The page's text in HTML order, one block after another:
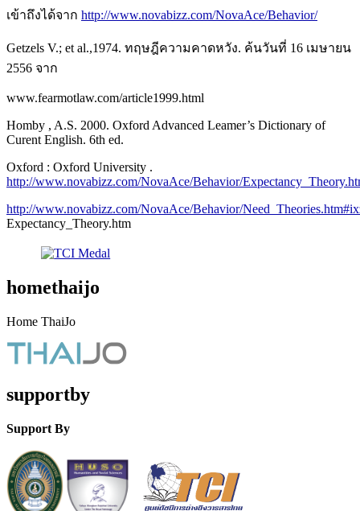
เข้าถึงได้จาก http://www.novabizz.com/NovaAce/Behavior/
Getzels V.; et al.,1974. ทฤษฎีความคาดหวัง. ค้นวันที่ 16 เมษายน
2556 จาก
www.fearmotlaw.com/article1999.html
Homby , A.S. 2000. Oxford Advanced Leamer’s Dictionary of
Curent English. 6th ed.
Oxford : Oxford University .
http://www.novabizz.com/NovaAce/Behavior/
http://www.novabizz.com/NovaAce/Behavior/
Expectancy_Theory.htm
homethaijo
Home ThaiJo
supportby
Support By